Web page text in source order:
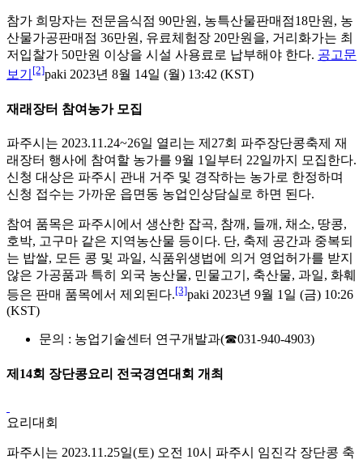
참가 희망자는 전문음식점 90만원, 농특산물판매점18만원, 농
산물가공판매점 36만원, 유료체험장 20만원을, 거리화가는 최
저입찰가 50만원 이상을 시설 사용료로 납부해야 한다. 공고문
보기 [2]paki 2023년 8월 14일 (월) 13:42 (KST)
재래장터 참여농가 모집
파주시는 2023.11.24~26일 열리는 제27회 파주장단콩축제 재
래장터 행사에 참여할 농가를 9월 1일부터 22일까지 모집한다.
신청 대상은 파주시 관내 거주 및 경작하는 농가로 한정하며
신청 접수는 가까운 읍면동 농업인상담실로 하면 된다.
참여 품목은 파주시에서 생산한 잡곡, 참깨, 들깨, 채소, 땅콩,
호박, 고구마 같은 지역농산물 등이다. 단, 축제 공간과 중복되
는 밥쌀, 모든 콩 및 과일, 식품위생법에 의거 영업허가를 받지
않은 가공품과 특히 외국 농산물, 민물고기, 축산물, 과일, 화훼
등은 판매 품목에서 제외된다.[3]paki 2023년 9월 1일 (금) 10:26
(KST)
문의 : 농업기술센터 연구개발과(☎031-940-4903)
제14회 장단콩요리 전국경연대회 개최
요리대회
파주시는 2023.11.25일(토) 오전 10시 파주시 임진각 장단콩 축